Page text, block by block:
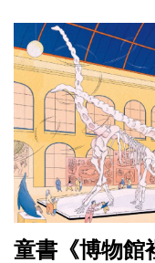
童書《博物館